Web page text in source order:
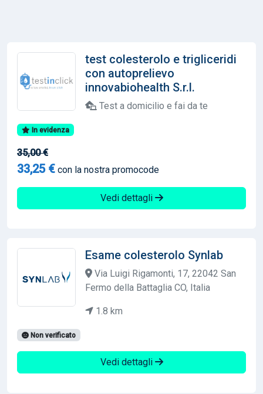
test colesterolo e trigliceridi
con autoprelievo
innovabiohealth S.r.l.
Test a domicilio e fai da te
In evidenza
35,00 €
33,25 € con la nostra promocode
Vedi dettagli
Esame colesterolo Synlab
Via Luigi Rigamonti, 17, 22042 San
Fermo della Battaglia CO, Italia
1.8 km
Non verificato
Vedi dettagli